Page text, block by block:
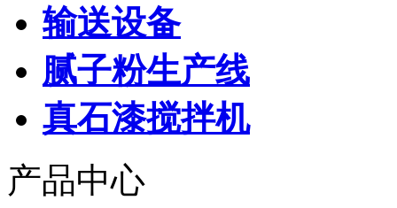
输送设备
腻子粉生产线
真石漆搅拌机
产品中心